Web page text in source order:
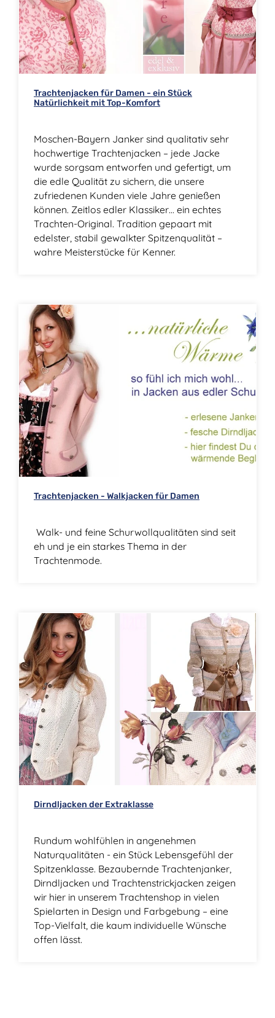
Trachtenjacken für Damen - ein Stück
Natürlichkeit mit Top-Komfort
Moschen-Bayern Janker sind qualitativ sehr
hochwertige Trachtenjacken – jede Jacke
wurde sorgsam entworfen und gefertigt, um
die edle Qualität zu sichern, die unsere
zufriedenen Kunden viele Jahre genießen
können. Zeitlos edler Klassiker… ein echtes
Trachten-Original. Tradition gepaart mit
edelster, stabil gewalkter Spitzenqualität –
wahre Meisterstücke für Kenner.
Trachtenjacken - Walkjacken für Damen
Walk- und feine Schurwollqualitäten sind seit
eh und je ein starkes Thema in der
Trachtenmode.
Dirndljacken der Extraklasse
Rundum wohlfühlen in angenehmen
Naturqualitäten - ein Stück Lebensgefühl der
Spitzenklasse. Bezaubernde Trachtenjanker,
Dirndljacken und Trachtenstrickjacken zeigen
wir hier in unserem Trachtenshop in vielen
Spielarten in Design und Farbgebung – eine
Top-Vielfalt, die kaum individuelle Wünsche
offen lässt.